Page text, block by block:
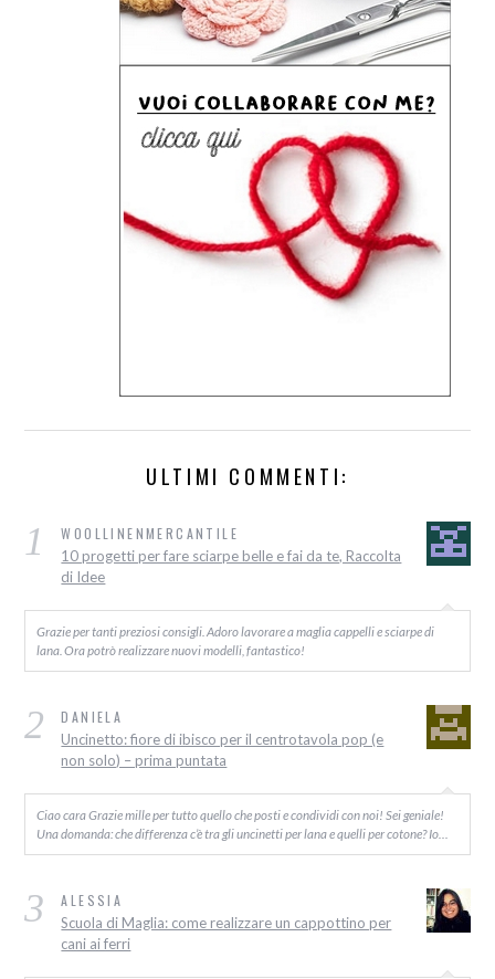
ULTIMI COMMENTI:
1 WOOLLINENMERCANTILE
10 progetti per fare sciarpe belle e fai da te, Raccolta
di Idee
Grazie per tanti preziosi consigli. Adoro lavorare a maglia cappelli e sciarpe di
lana. Ora potrò realizzare nuovi modelli, fantastico!
2 DANIELA
Uncinetto: fiore di ibisco per il centrotavola pop (e
non solo) – prima puntata
Ciao cara Grazie mille per tutto quello che posti e condividi con noi! Sei geniale!
Una domanda: che differenza c’è tra gli uncinetti per lana e quelli per cotone? Io…
3 ALESSIA
Scuola di Maglia: come realizzare un cappottino per
cani ai ferri